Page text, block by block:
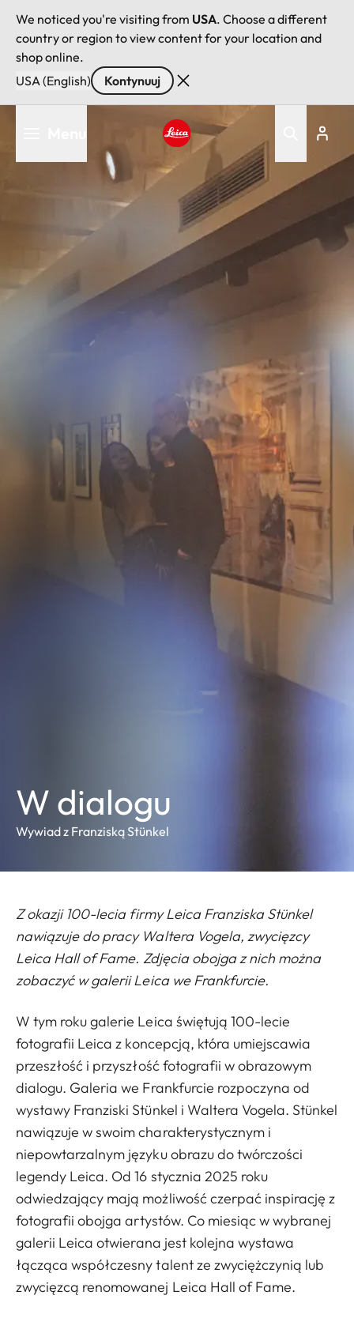
We noticed you're visiting from USA. Choose a different
country or region to view content for your location and
shop online.
USA (English)
Kontynuuj
Leica logo - Home
W dialogu
Wywiad z Franziską Stünkel
Z okazji 100-lecia firmy Leica Franziska Stünkel
nawiązuje do pracy Waltera Vogela, zwycięzcy
Leica Hall of Fame. Zdjęcia obojga z nich można
zobaczyć w galerii Leica we Frankfurcie.
W tym roku galerie Leica świętują 100-lecie
fotografii Leica z koncepcją, która umiejscawia
przeszłość i przyszłość fotografii w obrazowym
dialogu. Galeria we Frankfurcie rozpoczyna od
wystawy Franziski Stünkel i Waltera Vogela. Stünkel
nawiązuje w swoim charakterystycznym i
niepowtarzalnym języku obrazu do twórczości
legendy Leica. Od 16 stycznia 2025 roku
odwiedzający mają możliwość czerpać inspirację z
fotografii obojga artystów. Co miesiąc w wybranej
galerii Leica otwierana jest kolejna wystawa
łącząca współczesny talent ze zwyciężczynią lub
zwycięzcą renomowanej Leica Hall of Fame.